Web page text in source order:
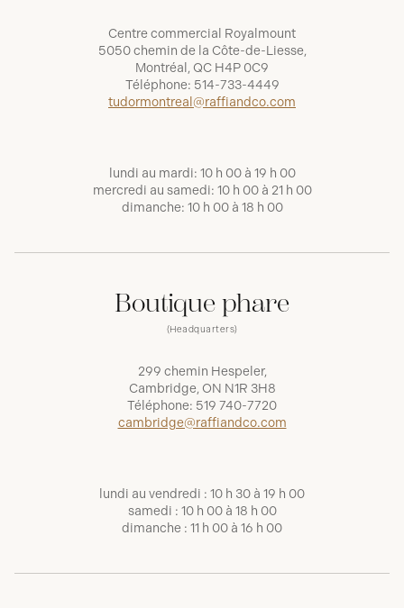
Centre commercial Royalmount
5050 chemin de la Côte-de-Liesse,
Montréal, QC H4P 0C9
Téléphone: 514-733-4449
tudormontreal@raffiandco.com
lundi au mardi: 10 h 00 à 19 h 00
mercredi au samedi: 10 h 00 à 21 h 00
dimanche: 10 h 00 à 18 h 00
Boutique phare
(Headquarters)
299 chemin Hespeler,
Cambridge, ON N1R 3H8
Téléphone: 519 740-7720
cambridge@raffiandco.com
lundi au vendredi : 10 h 30 à 19 h 00
samedi : 10 h 00 à 18 h 00
dimanche : 11 h 00 à 16 h 00